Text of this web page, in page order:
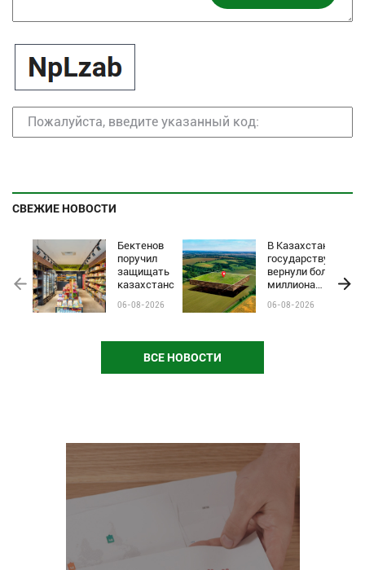
СВЕЖИЕ НОВОСТИ
Бектенов
поручил
защищать
казахстанские
чёрного пиара
06-08-2026
В Казахстане
государству
вернули более
миллиона
сельхозземель
06-08-2026
ВСЕ НОВОСТИ